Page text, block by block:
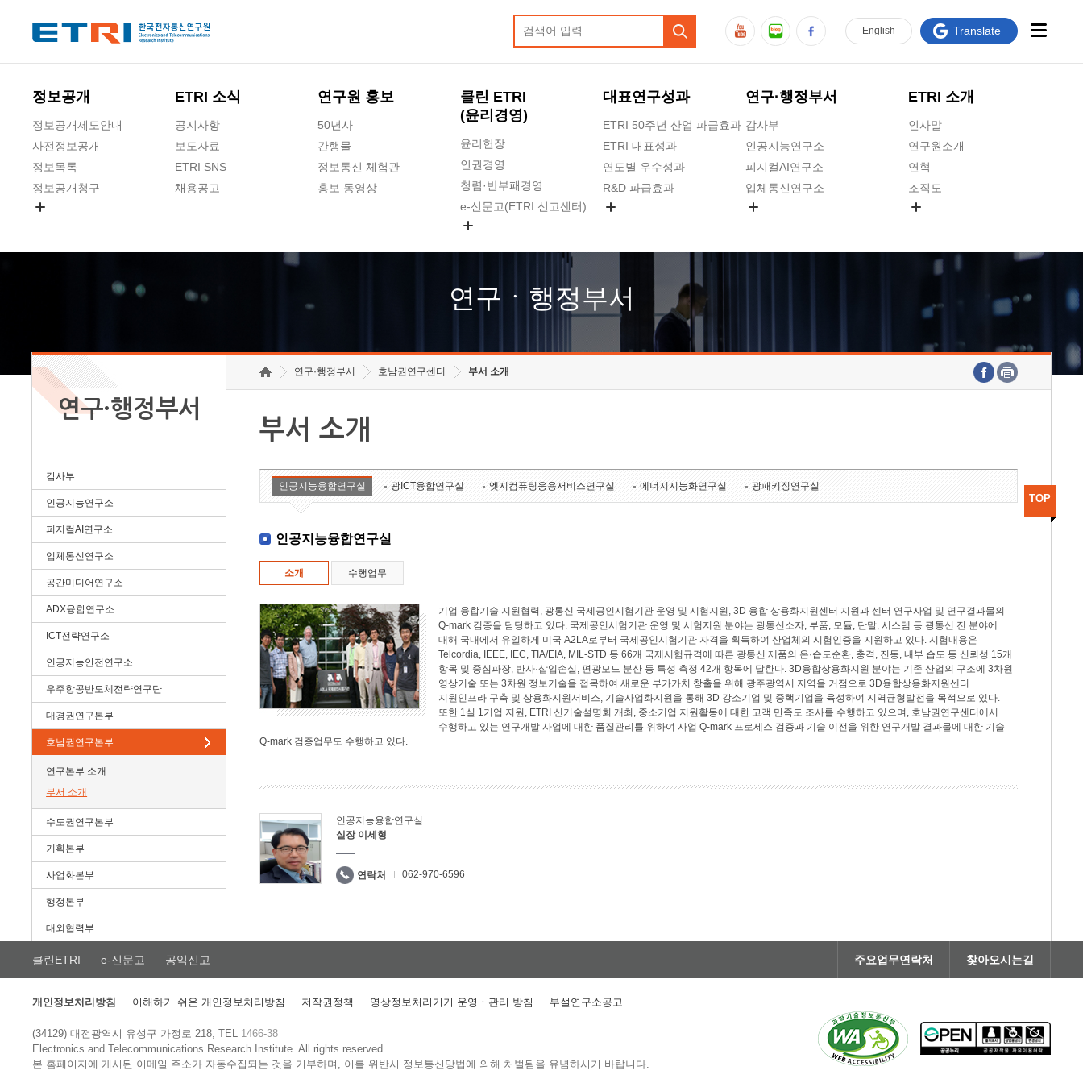
정보공개
정보공개제도안내
사전정보공개
정보목록
정보공개청구
ETRI 소식
공지사항
보도자료
ETRI SNS
채용공고
연구원 홍보
50년사
간행물
정보통신 체험관
홍보 동영상
클린 ETRI
(윤리경영)
윤리헌장
인권경영
청렴·반부패경영
e-신문고(ETRI 신고센터)
고객의소리
수의계약 현황
대표연구성과
ETRI 50주년 산업 파급효과
ETRI 대표성과
연도별 우수성과
R&D 파급효과
연구·행정부서
감사부
인공지능연구소
피지컬AI연구소
입체통신연구소
호남권연구본부
기획본부
ETRI 소개
인사말
연구원소개
연혁
조직도
연구원 고객헌장
주요업무연락처
English Translate
연구ㆍ행정부서
연구·행정부서
감사부
인공지능연구소
피지컬AI연구소
입체통신연구소
공간미디어연구소
ADX융합연구소
ICT전략연구소
인공지능안전연구소
우주항공반도체전략연구단
대경권연구본부
호남권연구본부
연구본부 소개
부서 소개
수도권연구본부
기획본부
사업화본부
행정본부
대외협력부
연구·행정부서 호남권연구센터 부서 소개
부서 소개
인공지능융합연구실 광ICT융합연구실 엣지컴퓨팅응용서비스연구실 에너지지능화연구실 광패키징연구실
인공지능융합연구실
소개 수행업무
기업 융합기술 지원협력, 광통신 국제공인시험기관 운영 및 시험지원, 3D 융합 상용화지원센터 지원과 센터 연구사업 및 연구결과물의
Q-mark 검증을 담당하고 있다. 국제공인시험기관 운영 및 시험지원 분야는 광통신소자, 부품, 모듈, 단말, 시스템 등 광통신 전 분야에
대해 국내에서 유일하게 미국 A2LA로부터 국제공인시험기관 자격을 획득하여 산업체의 시험인증을 지원하고 있다. 시험내용은
Telcordia, IEEE, IEC, TIA/EIA, MIL-STD 등 66개 국제시험규격에 따른 광통신 제품의 온·습도순환, 충격, 진동, 내부 습도 등 신뢰성 15개
항목 및 중심파장, 반사·삽입손실, 편광모드 분산 등 특성 측정 42개 항목에 달한다. 3D융합상용화지원 분야는 기존 산업의 구조에 3차원
영상기술 또는 3차원 정보기술을 접목하여 새로운 부가가치 창출을 위해 광주광역시 지역을 거점으로 3D융합상용화지원센터
지원인프라 구축 및 상용화지원서비스, 기술사업화지원을 통해 3D 강소기업 및 중핵기업을 육성하여 지역균형발전을 목적으로 있다.
또한 1실 1기업 지원, ETRI 신기술설명회 개최, 중소기업 지원활동에 대한 고객 만족도 조사를 수행하고 있으며, 호남권연구센터에서
수행하고 있는 연구개발 사업에 대한 품질관리를 위하여 사업 Q-mark 프로세스 검증과 기술 이전을 위한 연구개발 결과물에 대한 기술
Q-mark 검증업무도 수행하고 있다.
인공지능융합연구실
실장 이세형
연락처 062-970-6596
TOP
클린ETRI e-신문고 공익신고 주요업무연락처 찾아오시는길
개인정보처리방침 이해하기 쉬운 개인정보처리방침 저작권정책 영상정보처리기기 운영ㆍ관리 방침 부설연구소공고
(34129) 대전광역시 유성구 가정로 218, TEL 1466-38
Electronics and Telecommunications Research Institute.All rights reserved.
본 홈페이지에 게시된 이메일 주소가 자동수집되는 것을 거부하며, 이를 위반시 정보통신망법에 의해 처벌됨을 유념하시기 바랍니다.